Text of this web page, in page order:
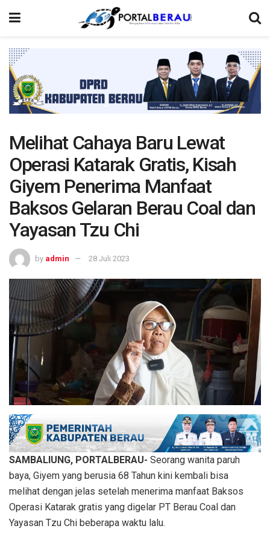
Melihat Cahaya Baru Lewat
Operasi Katarak Gratis, Kisah
Giyem Penerima Manfaat
Baksos Gelaran Berau Coal dan
Yayasan Tzu Chi
by admin 28 Juli 2023
SAMBALIUNG, PORTALBERAU- Seorang wanita paruh
baya, Giyem yang berusia 68 Tahun kini kembali bisa
melihat dengan jelas setelah menerima manfaat Baksos
Operasi Katarak gratis yang digelar PT Berau Coal dan
Yayasan Tzu Chi beberapa waktu lalu.